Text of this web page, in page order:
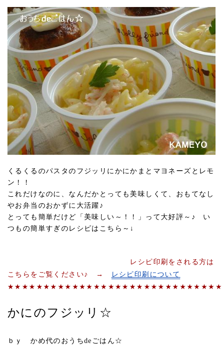
くるくるのパスタのフジッリにかにかまとマヨネーズとレモ
ン！！
これだけなのに、なんだかとっても美味しくて、おもてなし
やお弁当のおかずに大活躍♪
とっても簡単だけど「美味しい～！！」って大好評～♪ い
つもの簡単すぎのレシピはこちら～↓
レシピ印刷をされる方は
こちらをご覧ください♪ →
レシピ印刷について
かにのフジッリ☆
ｂｙ かめ代のおうちdeごはん☆